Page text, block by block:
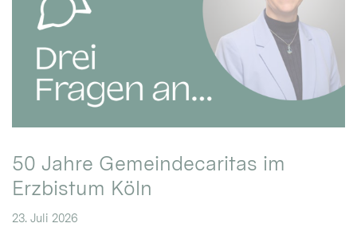
50 Jahre Gemeindecaritas im
Erzbistum Köln
23. Juli 2026